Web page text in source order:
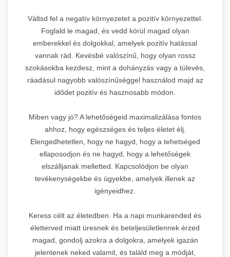
Váltsd fel a negatív környezetet a pozitív környezettel.
Foglald le magad, és vedd körül magad olyan
emberekkel és dolgokkal, amelyek pozitív hatással
vannak rád. Kevésbé valószínű, hogy olyan rossz
szokásokba kezdesz, mint a dohányzás vagy a túlevés,
ráadásul nagyobb valószínűséggel használod majd az
idődet pozitív és hasznosabb módon.
Miben vagy jó? A lehetőségeid maximalizálása fontos
ahhoz, hogy egészséges és teljes életet élj.
Elengedhetetlen, hogy ne hagyd, hogy a tehetséged
ellaposodjon és ne hagyd, hogy a lehetőségek
elszálljanak melletted. Kapcsolódjon be olyan
tevékenységekbe és ügyekbe, amelyek illenek az
igényeidhez.
Keress célt az életedben. Ha a napi munkarended és
életterved miatt üresnek és beteljesületlennek érzed
magad, gondolj azokra a dolgokra, amelyek igazán
jelentenek neked valamit, és találd meg a módját,